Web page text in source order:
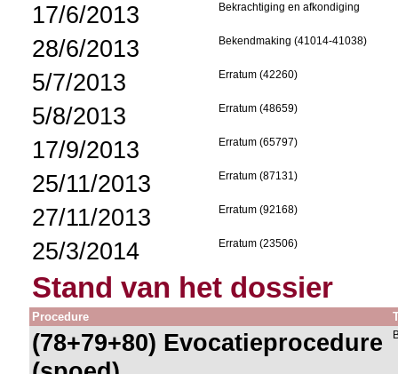
17/6/2013 Bekrachtiging en afkondiging
28/6/2013 Bekendmaking (41014-41038)
5/7/2013 Erratum (42260)
5/8/2013 Erratum (48659)
17/9/2013 Erratum (65797)
25/11/2013 Erratum (87131)
27/11/2013 Erratum (92168)
25/3/2014 Erratum (23506)
Stand van het dossier
Procedure
(78+79+80) Evocatieprocedure